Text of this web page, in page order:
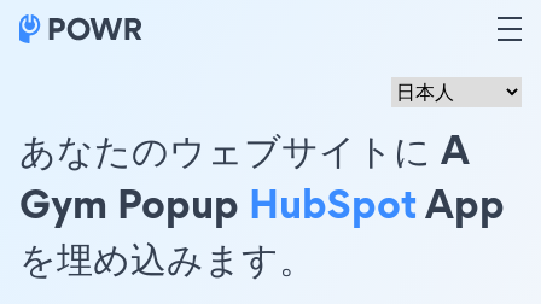
あなたのウェブサイトに A
Gym Popup HubSpotApp
を埋め込みます。